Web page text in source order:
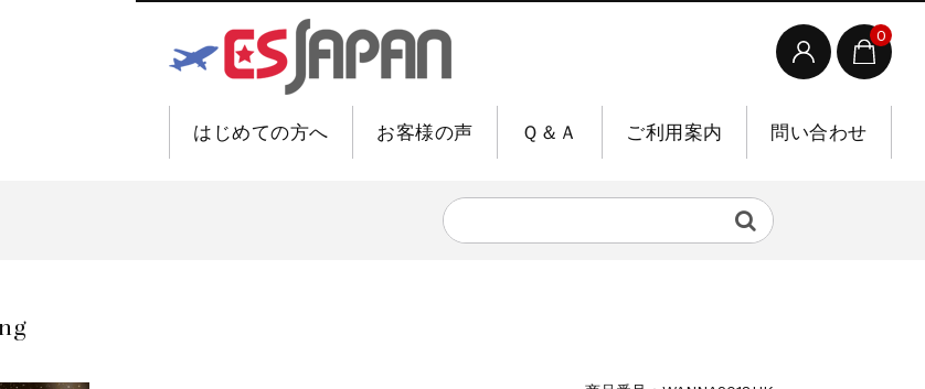
0
はじめての方へ お客様の声 Ｑ＆Ａ ご利用案内 問い合わせ